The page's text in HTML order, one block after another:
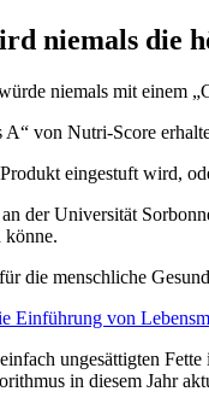
niemals die
niemals mit einem
von Nutri-Score
eingestuft wird,
der Universität
könne.
die menschliche
Einführung von
ungesättigten
in diesem Jahr